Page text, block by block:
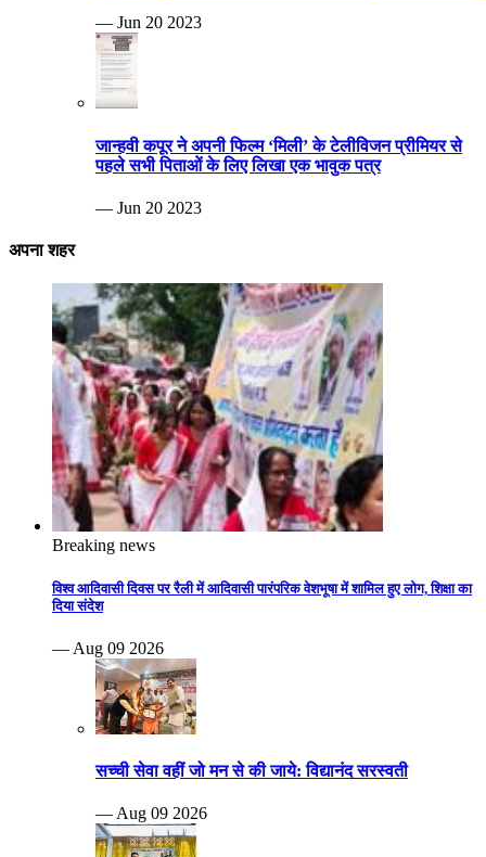
— Jun 20 2023
जान्हवी कपूर ने अपनी फिल्म ‘मिली’ के टेलीविजन प्रीमियर से
पहले सभी पिताओं के लिए लिखा एक भावुक पत्र
— Jun 20 2023
अपना शहर
Breaking news
विश्व आदिवासी दिवस पर रैली में आदिवासी पारंपरिक वेशभूषा में शामिल हुए लोग, शिक्षा का
दिया संदेश
— Aug 09 2026
सच्ची सेवा वहीं जो मन से की जाये: विद्यानंद सरस्वती
— Aug 09 2026